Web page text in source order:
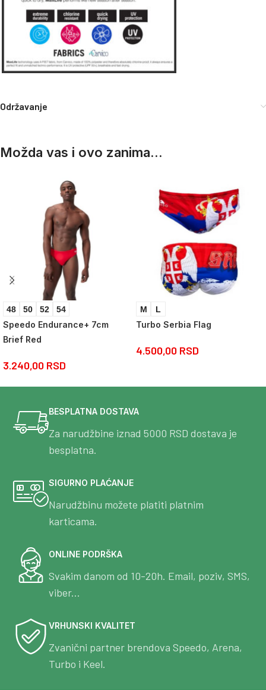
Održavanje
Možda vas i ovo zanima...
48 50 52 54
Speedo Endurance+ 7cm
Brief Red
3.240,00 RSD
M L
Turbo Serbia Flag
4.500,00 RSD
BESPLATNA DOSTAVA
Za narudžbine iznad 5000 RSD dostava je
besplatna.
SIGURNO PLAĆANJE
Narudžbinu možete platiti platnim
karticama.
ONLINE PODRŠKA
Svakim danom od 10-20h. Email, poziv, SMS,
viber...
VRHUNSKI KVALITET
Zvanični partner brendova Speedo, Arena,
Turbo i Keel.